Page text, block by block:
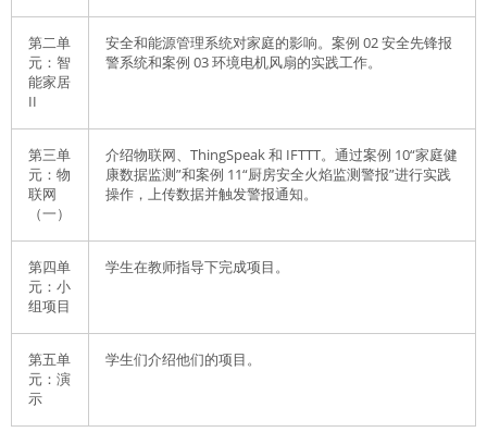
第二单
元：智
能家居
II
安全和能源管理系统对家庭的影响。案例 02 安全先锋报
警系统和案例 03 环境电机风扇的实践工作。
第三单
元：物
联网
（一）
介绍物联网、ThingSpeak 和 IFTTT。通过案例 10“家庭健
康数据监测”和案例 11“厨房安全火焰监测警报”进行实践
操作，上传数据并触发警报通知。
第四单
元：小
组项目
学生在教师指导下完成项目。
第五单
元：演
示
学生们介绍他们的项目。